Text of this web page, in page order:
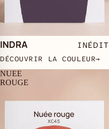
INDRA INÉDIT
DÉCOUVRIR LA COULEUR→
NUEE
ROUGE